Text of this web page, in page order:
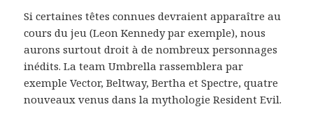
Si certaines têtes connues devraient apparaître au
cours du jeu (Leon Kennedy par exemple), nous
aurons surtout droit à de nombreux personnages
inédits. La team Umbrella rassemblera par
exemple Vector, Beltway, Bertha et Spectre, quatre
nouveaux venus dans la mythologie Resident Evil.